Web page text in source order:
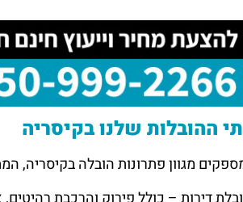
ההובלות שלנו בקיסריה
מגוון פתרונות הובלה בקיסריה,